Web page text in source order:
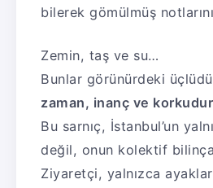
bilerek gömülmüş
Zemin, taş ve su…
Bunlar görünürdeki
zaman, inanç ve
Bu sarnıç, İstanbul’un
değil, onun kolektif
Ziyaretçi, yalnızca